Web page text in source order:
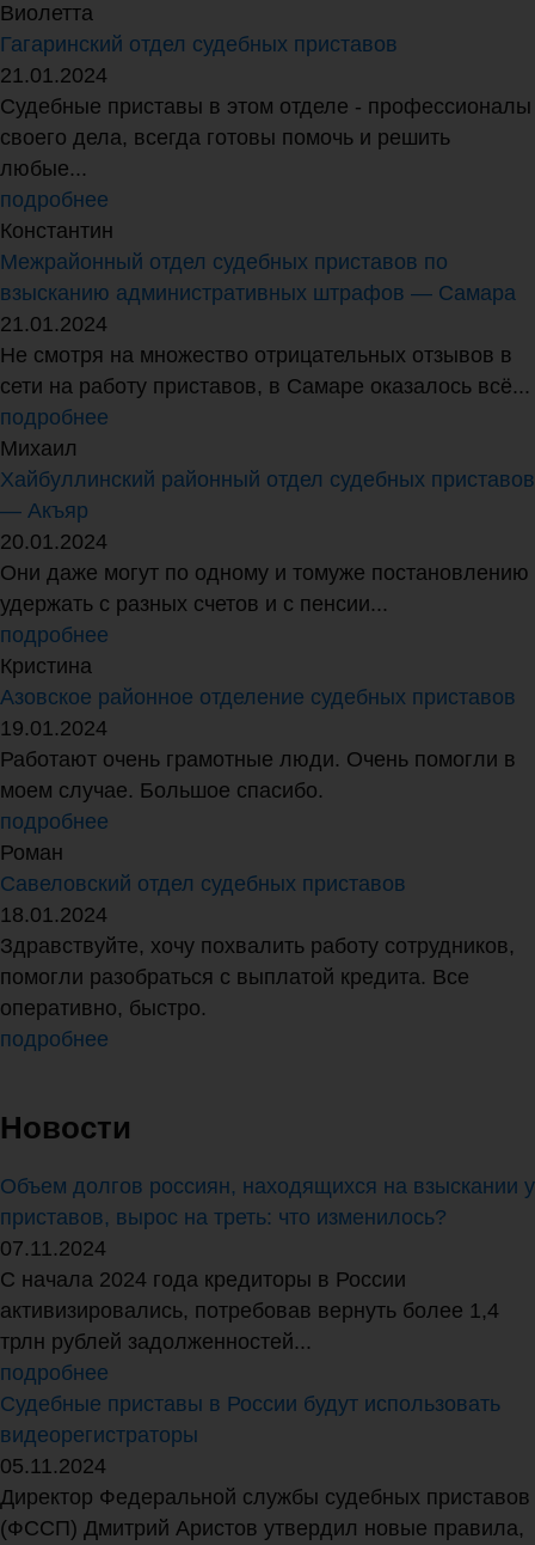
Виолетта
Гагаринский отдел судебных приставов
21.01.2024
Судебные приставы в этом отделе - профессионалы
своего дела, всегда готовы помочь и решить
любые...
подробнее
Константин
Межрайонный отдел судебных приставов по
взысканию административных штрафов — Самара
21.01.2024
Не смотря на множество отрицательных отзывов в
сети на работу приставов, в Самаре оказалось всё...
подробнее
Михаил
Хайбуллинский районный отдел судебных приставов
— Акъяр
20.01.2024
Они даже могут по одному и томуже постановлению
удержать с разных счетов и с пенсии...
подробнее
Кристина
Азовское районное отделение судебных приставов
19.01.2024
Работают очень грамотные люди. Очень помогли в
моем случае. Большое спасибо.
подробнее
Роман
Савеловский отдел судебных приставов
18.01.2024
Здравствуйте, хочу похвалить работу сотрудников,
помогли разобраться с выплатой кредита. Все
оперативно, быстро.
подробнее
Новости
Объем долгов россиян, находящихся на взыскании у
приставов, вырос на треть: что изменилось?
07.11.2024
С начала 2024 года кредиторы в России
активизировались, потребовав вернуть более 1,4
трлн рублей задолженностей...
подробнее
Судебные приставы в России будут использовать
видеорегистраторы
05.11.2024
Директор Федеральной службы судебных приставов
(ФССП) Дмитрий Аристов утвердил новые правила,